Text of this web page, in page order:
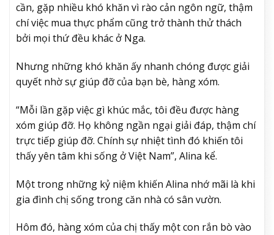
cần, gặp nhiều khó khăn vì rào cản ngôn ngữ, thậm
chí việc mua thực phẩm cũng trở thành thử thách
bởi mọi thứ đều khác ở Nga.
Nhưng những khó khăn ấy nhanh chóng được giải
quyết nhờ sự giúp đỡ của bạn bè, hàng xóm.
“Mỗi lần gặp việc gì khúc mắc, tôi đều được hàng
xóm giúp đỡ. Họ không ngần ngại giải đáp, thậm chí
trực tiếp giúp đỡ. Chính sự nhiệt tình đó khiến tôi
thấy yên tâm khi sống ở Việt Nam”, Alina kể.
Một trong những kỷ niệm khiến Alina nhớ mãi là khi
gia đình chị sống trong căn nhà có sân vườn.
Hôm đó, hàng xóm của chị thấy một con rắn bò vào